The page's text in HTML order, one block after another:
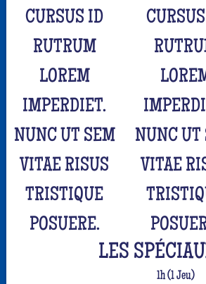
CURSUS ID
RUTRUM
LOREM
IMPERDIET.
NUNC UT SEM
VITAE RISUS
TRISTIQUE
POSUERE.
NUNC UT
VITAE
LES
1h (1 Jeu)